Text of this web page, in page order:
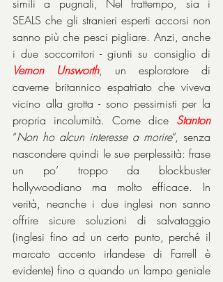
simili a pugnali, Nel frattempo, sia i
SEALS che gli stranieri esperti accorsi non
sanno più che pesci pigliare. Anzi, anche
Vernon Unsworth, un esploratore di
caverne britannico espatriato che viveva
vicino alla grotta - sono pessimisti per la
propria incolumità. Come dice Stanton
“Non ho alcun interesse a morire”, senza
nascondere quindi le sue perplessità: frase
un po’ troppo da blockbuster
hollywoodiano ma molto efficace. In
verità, neanche i due inglesi non sanno
offrire sicure soluzioni di salvataggio
(inglesi fino ad un certo punto, perché il
marcato accento irlandese di Farrell è
evidente) fino a quando un lampo geniale